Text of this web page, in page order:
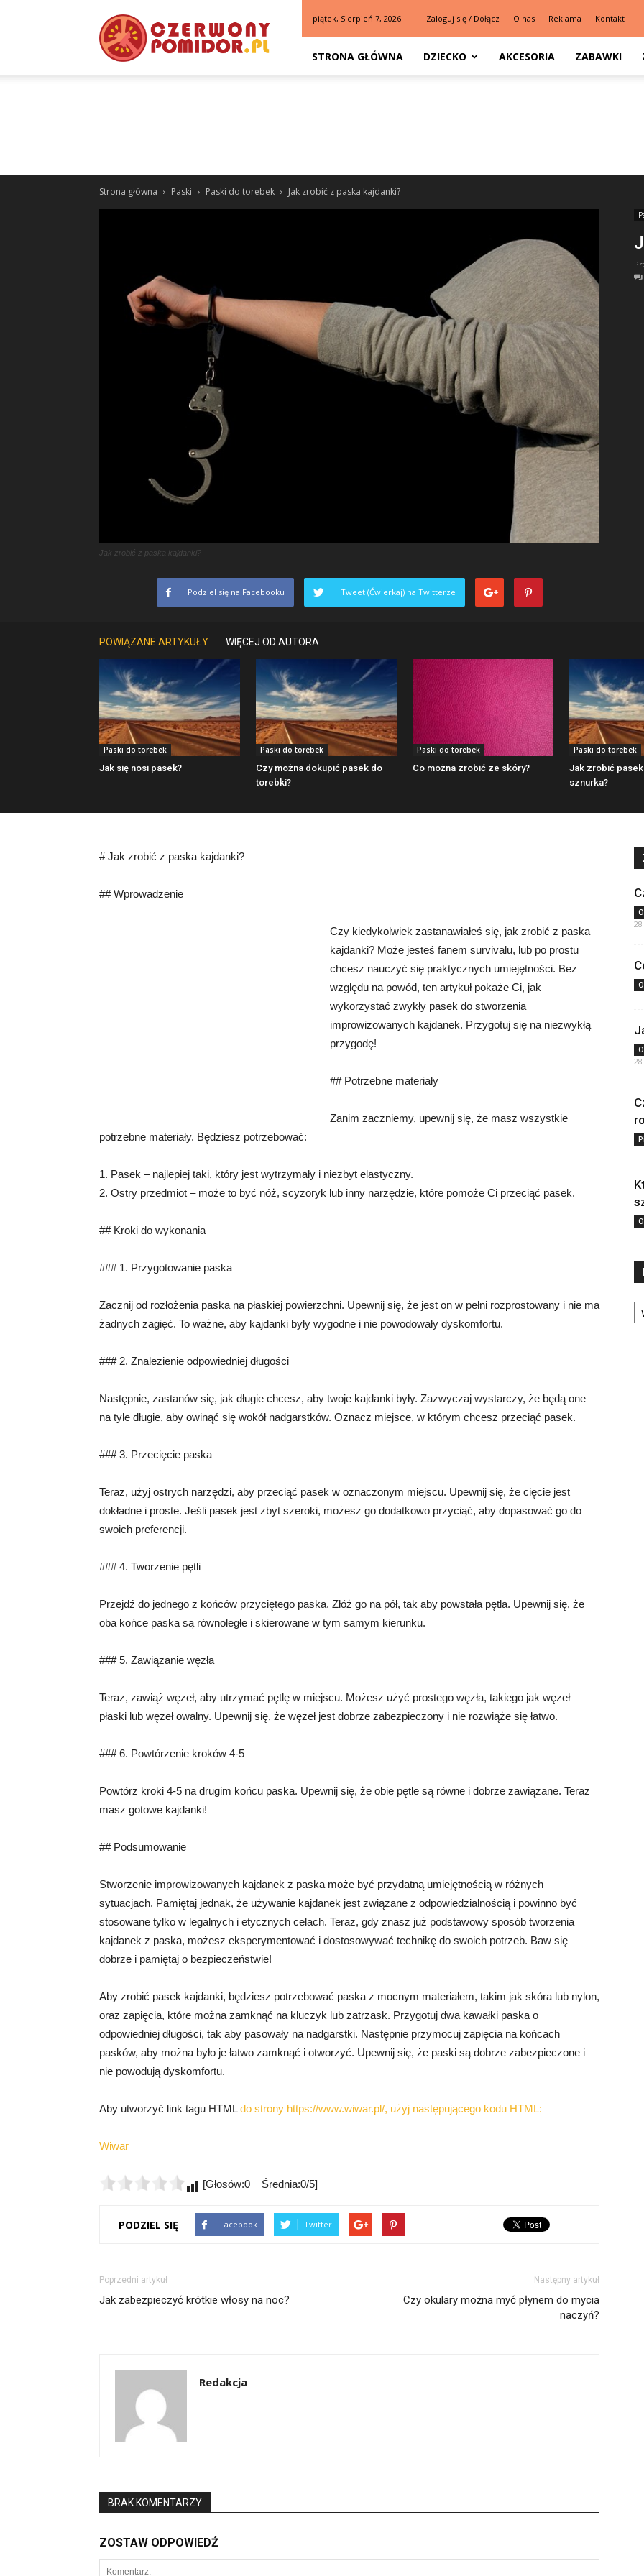
piątek, Sierpień 7, 2026 Zaloguj się / Dołącz O nas Reklama Kontakt
STRONA GŁÓWNA DZIECKO AKCESORIA ZABAWKI
Strona główna Paski Paski do torebek Jak zrobić z paska kajdanki?
Jak zrobić z paska kajdanki?
Podziel się na Facebooku Tweet (Ćwierkaj) na Twitterze
POWIĄZANE ARTYKUŁY WIĘCEJ OD AUTORA
Paski do torebek
Jak się nosi pasek?
Paski do torebek
Czy można dokupić pasek do
torebki?
Paski do torebek
Co można zrobić ze skóry?
Paski do torebek
Jak zrobić
sznurka?
# Jak zrobić z paska kajdanki?
## Wprowadzenie
Czy kiedykolwiek zastanawiałeś się, jak zrobić z paska
kajdanki? Może jesteś fanem survivalu, lub po prostu
chcesz nauczyć się praktycznych umiejętności. Bez
względu na powód, ten artykuł pokaże Ci, jak
wykorzystać zwykły pasek do stworzenia
improwizowanych kajdanek. Przygotuj się na niezwykłą
przygodę!
## Potrzebne materiały
Zanim zaczniemy, upewnij się, że masz wszystkie
potrzebne materiały. Będziesz potrzebować:
1. Pasek – najlepiej taki, który jest wytrzymały i niezbyt elastyczny.
2. Ostry przedmiot – może to być nóż, scyzoryk lub inny narzędzie, które pomoże Ci przeciąć pasek.
## Kroki do wykonania
### 1. Przygotowanie paska
Zacznij od rozłożenia paska na płaskiej powierzchni. Upewnij się, że jest on w pełni rozprostowany i nie ma
żadnych zagięć. To ważne, aby kajdanki były wygodne i nie powodowały dyskomfortu.
### 2. Znalezienie odpowiedniej długości
Następnie, zastanów się, jak długie chcesz, aby twoje kajdanki były. Zazwyczaj wystarczy, że będą one
na tyle długie, aby owinąć się wokół nadgarstków. Oznacz miejsce, w którym chcesz przeciąć pasek.
### 3. Przecięcie paska
Teraz, użyj ostrych narzędzi, aby przeciąć pasek w oznaczonym miejscu. Upewnij się, że cięcie jest
dokładne i proste. Jeśli pasek jest zbyt szeroki, możesz go dodatkowo przyciąć, aby dopasować go do
swoich preferencji.
### 4. Tworzenie pętli
Przejdź do jednego z końców przyciętego paska. Złóż go na pół, tak aby powstała pętla. Upewnij się, że
oba końce paska są równoległe i skierowane w tym samym kierunku.
### 5. Zawiązanie węzła
Teraz, zawiąż węzeł, aby utrzymać pętlę w miejscu. Możesz użyć prostego węzła, takiego jak węzeł
płaski lub węzeł owalny. Upewnij się, że węzeł jest dobrze zabezpieczony i nie rozwiąże się łatwo.
### 6. Powtórzenie kroków 4-5
Powtórz kroki 4-5 na drugim końcu paska. Upewnij się, że obie pętle są równe i dobrze zawiązane. Teraz
masz gotowe kajdanki!
## Podsumowanie
Stworzenie improwizowanych kajdanek z paska może być przydatną umiejętnością w różnych
sytuacjach. Pamiętaj jednak, że używanie kajdanek jest związane z odpowiedzialnością i powinno być
stosowane tylko w legalnych i etycznych celach. Teraz, gdy znasz już podstawowy sposób tworzenia
kajdanek z paska, możesz eksperymentować i dostosowywać technikę do swoich potrzeb. Baw się
dobrze i pamiętaj o bezpieczeństwie!
Aby zrobić pasek kajdanki, będziesz potrzebować paska z mocnym materiałem, takim jak skóra lub nylon,
oraz zapięcia, które można zamknąć na kluczyk lub zatrzask. Przygotuj dwa kawałki paska o
odpowiedniej długości, tak aby pasowały na nadgarstki. Następnie przymocuj zapięcia na końcach
pasków, aby można było je łatwo zamknąć i otworzyć. Upewnij się, że paski są dobrze zabezpieczone i
nie powodują dyskomfortu.
Aby utworzyć link tagu HTMLdo strony https://www.wiwar.pl/, użyj następującego kodu HTML:
Wiwar
[Głosów:0 Średnia:0/5]
PODZIEL SIĘ Facebook Twitter
Poprzedni artykuł
Jak zabezpieczyć krótkie włosy na noc?
Następny artykuł
Czy okulary można myć płynem do mycia
naczyń?
Redakcja
BRAK KOMENTARZY
ZOSTAW ODPOWIEDŹ